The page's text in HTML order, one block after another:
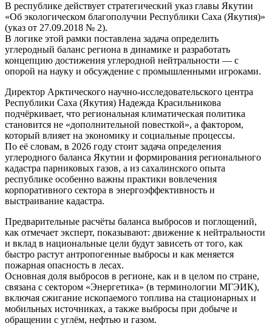
В республике действует стратегический указ главы Якутии
«Об экологическом благополучии Республики Саха (Якутия)»
(указ от 27.09.2018 № 2).
В логике этой рамки поставлена задача определить
углеродный баланс региона в динамике и разработать
концепцию достижения углеродной нейтральности — с
опорой на науку и обсуждение с промышленными игроками.
Директор Арктического научно-исследовательского центра
Республики Саха (Якутия) Надежда Красильникова
подчёркивает, что региональная климатическая политика
становится не «дополнительной повесткой», а фактором,
который влияет на экономику и социальные процессы.
По её словам, в 2026 году стоит задача определения
углеродного баланса Якутии и формирования регионального
кадастра парниковых газов, а из сахалинского опыта
республике особенно важны практики вовлечения
корпоративного сектора в энергоэффективность и
выстраивание кадастра.
Предварительные расчёты баланса выбросов и поглощений,
как отмечает эксперт, показывают: движение к нейтральности
и вклад в национальные цели будут зависеть от того, как
быстро растут антропогенные выбросы и как меняется
пожарная опасность в лесах.
Основная доля выбросов в регионе, как и в целом по стране,
связана с сектором «Энергетика» (в терминологии МГЭИК),
включая сжигание ископаемого топлива на стационарных и
мобильных источниках, а также выбросы при добыче и
обращении с углём, нефтью и газом.